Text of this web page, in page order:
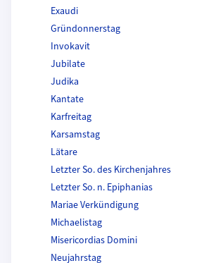
Exaudi
Gründonnerstag
Invokavit
Jubilate
Judika
Kantate
Karfreitag
Karsamstag
Lätare
Letzter So. des Kirchenjahres
Letzter So. n. Epiphanias
Mariae Verkündigung
Michaelistag
Misericordias Domini
Neujahrstag